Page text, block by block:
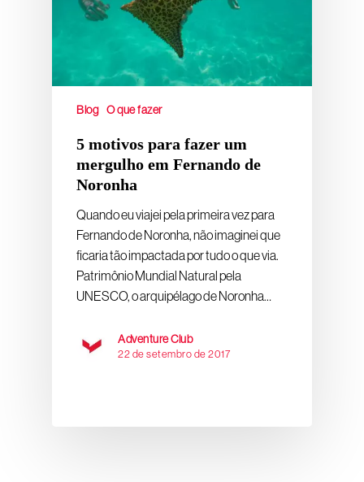
Blog O que fazer
5 motivos para fazer um
mergulho em Fernando de
Noronha
Quando eu viajei pela primeira vez para
Fernando de Noronha, não imaginei que
ficaria tão impactada por tudo o que via.
Patrimônio Mundial Natural pela
UNESCO, o arquipélago de Noronha…
Adventure Club
22 de setembro de 2017